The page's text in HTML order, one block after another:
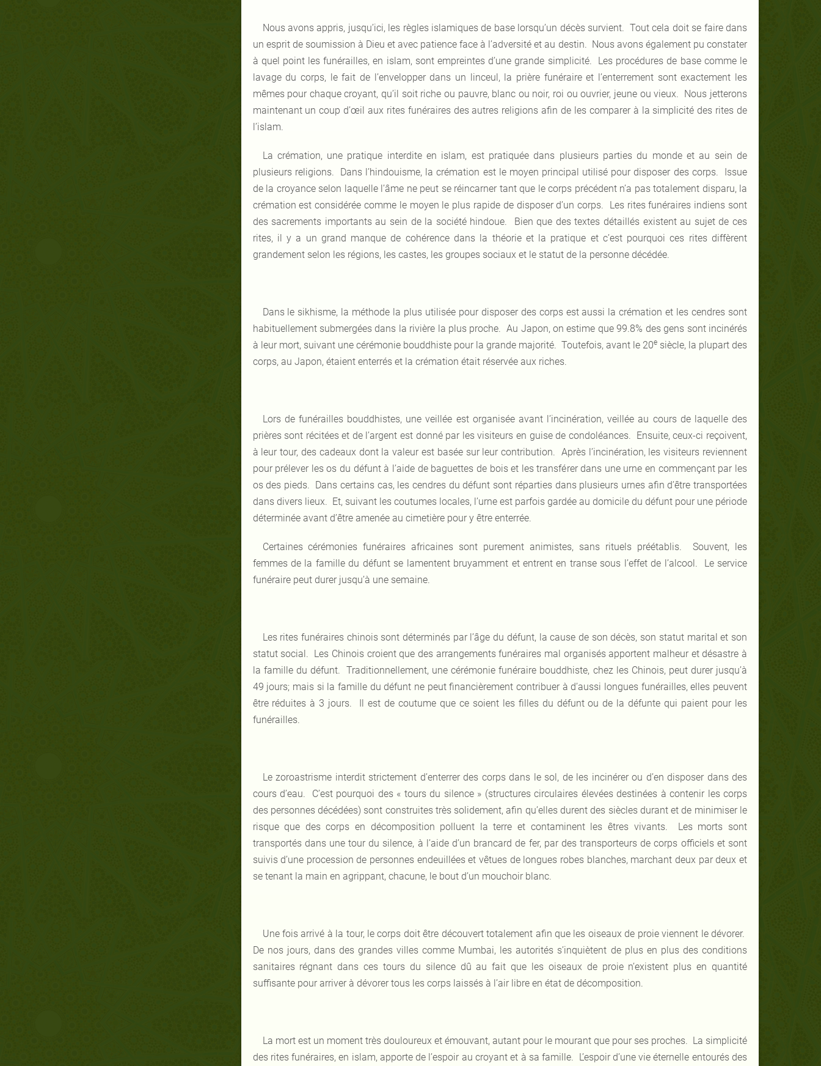
Nous avons appris, jusqu’ici, les règles islamiques de base lorsqu’un décès survient. Tout cela doit se faire dans
un esprit de soumission à Dieu et avec patience face à l’adversité et au destin. Nous avons également pu constater
à quel point les funérailles, en islam, sont empreintes d’une grande simplicité. Les procédures de base comme le
lavage du corps, le fait de l’envelopper dans un linceul, la prière funéraire et l’enterrement sont exactement les
mêmes pour chaque croyant, qu’il soit riche ou pauvre, blanc ou noir, roi ou ouvrier, jeune ou vieux. Nous jetterons
maintenant un coup d’œil aux rites funéraires des autres religions afin de les comparer à la simplicité des rites de
l’islam.
La crémation, une pratique interdite en islam, est pratiquée dans plusieurs parties du monde et au sein de
plusieurs religions. Dans l’hindouisme, la crémation est le moyen principal utilisé pour disposer des corps. Issue
de la croyance selon laquelle l’âme ne peut se réincarner tant que le corps précédent n’a pas totalement disparu, la
crémation est considérée comme le moyen le plus rapide de disposer d’un corps. Les rites funéraires indiens sont
des sacrements importants au sein de la société hindoue. Bien que des textes détaillés existent au sujet de ces
rites, il y a un grand manque de cohérence dans la théorie et la pratique et c’est pourquoi ces rites diffèrent
grandement selon les régions, les castes, les groupes sociaux et le statut de la personne décédée.
Dans le sikhisme, la méthode la plus utilisée pour disposer des corps est aussi la crémation et les cendres sont
habituellement submergées dans la rivière la plus proche. Au Japon, on estime que 99.8% des gens sont incinérés
à leur mort, suivant une cérémonie bouddhiste pour la grande majorité. Toutefois, avant le 20esiècle, la plupart des
corps, au Japon, étaient enterrés et la crémation était réservée aux riches.
Lors de funérailles bouddhistes, une veillée est organisée avant l’incinération, veillée au cours de laquelle des
prières sont récitées et de l’argent est donné par les visiteurs en guise de condoléances. Ensuite, ceux-ci reçoivent,
à leur tour, des cadeaux dont la valeur est basée sur leur contribution. Après l’incinération, les visiteurs reviennent
pour prélever les os du défunt à l’aide de baguettes de bois et les transférer dans une urne en commençant par les
os des pieds. Dans certains cas, les cendres du défunt sont réparties dans plusieurs urnes afin d’être transportées
dans divers lieux. Et, suivant les coutumes locales, l’urne est parfois gardée au domicile du défunt pour une période
déterminée avant d’être amenée au cimetière pour y être enterrée.
Certaines cérémonies funéraires africaines sont purement animistes, sans rituels préétablis. Souvent, les
femmes de la famille du défunt se lamentent bruyamment et entrent en transe sous l’effet de l’alcool. Le service
funéraire peut durer jusqu’à une semaine.
Les rites funéraires chinois sont déterminés par l’âge du défunt, la cause de son décès, son statut marital et son
statut social. Les Chinois croient que des arrangements funéraires mal organisés apportent malheur et désastre à
la famille du défunt. Traditionnellement, une cérémonie funéraire bouddhiste, chez les Chinois, peut durer jusqu’à
49 jours; mais si la famille du défunt ne peut financièrement contribuer à d’aussi longues funérailles, elles peuvent
être réduites à 3 jours. Il est de coutume que ce soient les filles du défunt ou de la défunte qui paient pour les
funérailles.
Le zoroastrisme interdit strictement d’enterrer des corps dans le sol, de les incinérer ou d’en disposer dans des
cours d’eau. C’est pourquoi des « tours du silence » (structures circulaires élevées destinées à contenir les corps
des personnes décédées) sont construites très solidement, afin qu’elles durent des siècles durant et de minimiser le
risque que des corps en décomposition polluent la terre et contaminent les êtres vivants. Les morts sont
transportés dans une tour du silence, à l’aide d’un brancard de fer, par des transporteurs de corps officiels et sont
suivis d’une procession de personnes endeuillées et vêtues de longues robes blanches, marchant deux par deux et
se tenant la main en agrippant, chacune, le bout d’un mouchoir blanc.
Une fois arrivé à la tour, le corps doit être découvert totalement afin que les oiseaux de proie viennent le dévorer.
De nos jours, dans des grandes villes comme Mumbai, les autorités s’inquiètent de plus en plus des conditions
sanitaires régnant dans ces tours du silence dû au fait que les oiseaux de proie n’existent plus en quantité
suffisante pour arriver à dévorer tous les corps laissés à l’air libre en état de décomposition.
La mort est un moment très douloureux et émouvant, autant pour le mourant que pour ses proches. La simplicité
des rites funéraires, en islam, apporte de l’espoir au croyant et à sa famille. L’espoir d’une vie éternelle entourés des